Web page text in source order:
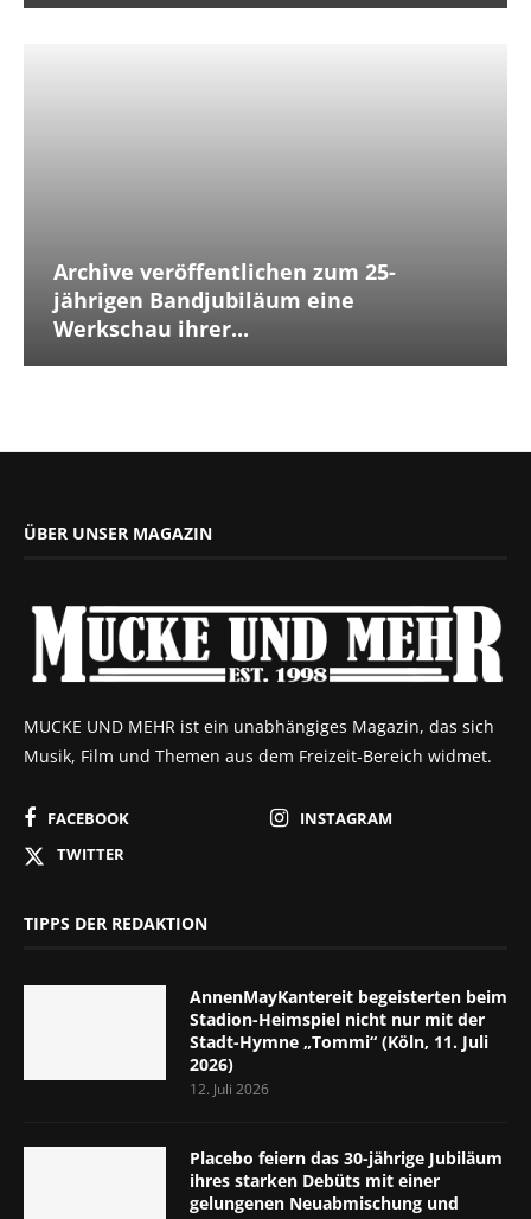
Archive veröffentlichen zum 25-
jährigen Bandjubiläum eine
Werkschau ihrer...
ÜBER UNSER MAGAZIN
MUCKE UND MEHR ist ein unabhängiges Magazin, das sich
Musik, Film und Themen aus dem Freizeit-Bereich widmet.
FACEBOOK
INSTAGRAM
TWITTER
TIPPS DER REDAKTION
AnnenMayKantereit begeisterten beim
Stadion-Heimspiel nicht nur mit der
Stadt-Hymne „Tommi“ (Köln, 11. Juli
2026)
12. Juli 2026
Placebo feiern das 30-jährige Jubiläum
ihres starken Debüts mit einer
gelungenen Neuabmischung und